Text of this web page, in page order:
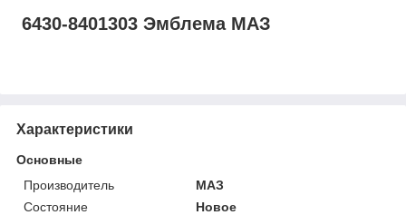
6430-8401303 Эмблема МАЗ
Характеристики
Основные
Производитель
МАЗ
Состояние
Новое